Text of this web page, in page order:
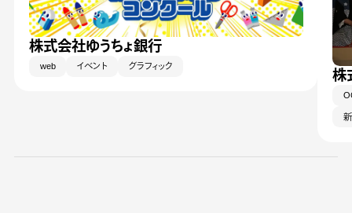
株式会社ゆうちょ銀行
web イベント グラフィック
株